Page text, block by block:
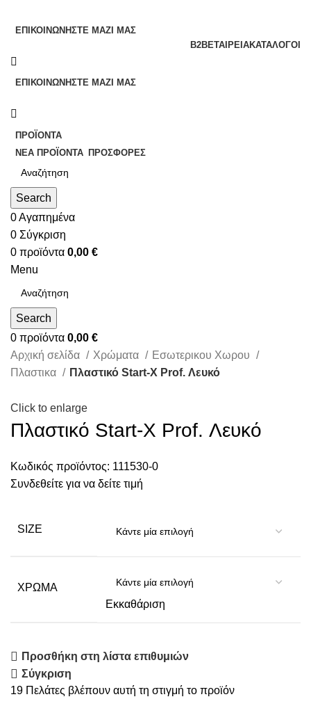
ΕΠΙΚΟΙΝΩΝΉΣΤΕ ΜΑΖΊ ΜΑΣ
B2BΕΤΑΙΡΕΊΑΚΑΤΆΛΟΓΟΙ
ΕΠΙΚΟΙΝΩΝΉΣΤΕ ΜΑΖΊ ΜΑΣ
ΠΡΟΪΌΝΤΑ
ΝΈΑ ΠΡΟΪΌΝΤΑ ΠΡΟΣΦΟΡΈΣ
Search
0Αγαπημένα
0 Σύγκριση
0 προϊόντα 0,00 €
Menu
Search
0 προϊόντα 0,00 €
Αρχική σελίδα
Χρώματα
Εσωτερικου Χωρου
Πλαστικα
Πλαστικό Start-X Prof. Λευκό
Click to enlarge
Πλαστικό Start-X Prof. Λευκό
Κωδικός προϊόντος: 111530-0
Συνδεθείτε για να δείτε τιμή
SIZE
ΧΡΏΜΑ
Εκκαθάριση
Προσθήκη στη λίστα επιθυμιών
Σύγκριση
19 Πελάτες βλέπουν αυτή τη στιγμή το προϊόν